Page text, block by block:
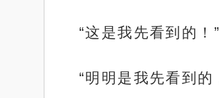
“这是我先看到的！”
“明明是我先看到的